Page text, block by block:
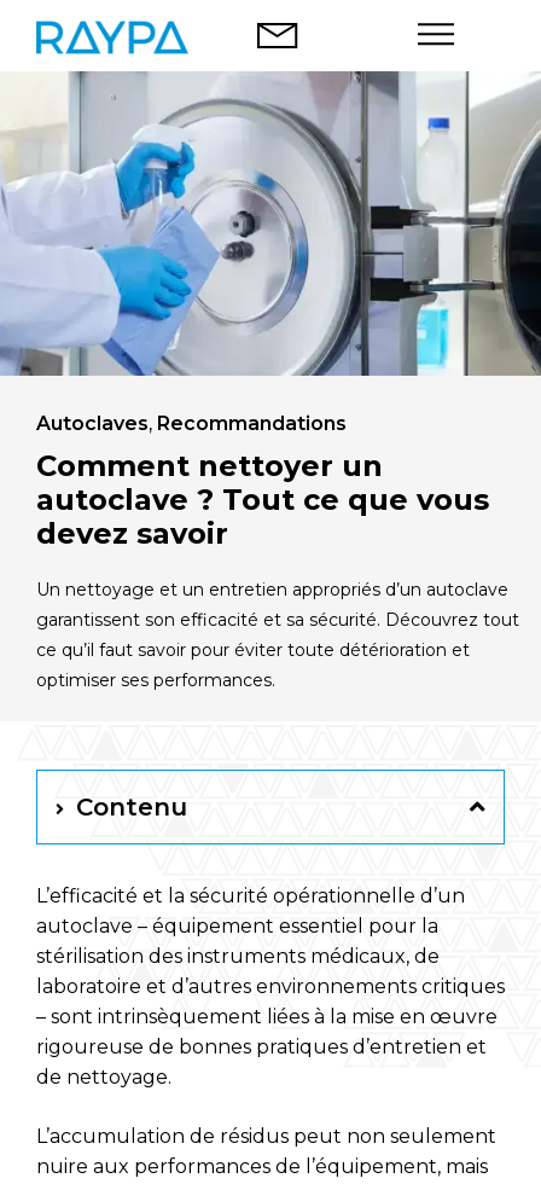
contenu
Autoclaves
Analyse des aliments
Societé
Blog
Contact
RAYPA Portal
Autoclaves, Recommandations
Comment nettoyer un
autoclave ? Tout ce que vous
devez savoir
Un nettoyage et un entretien appropriés d’un autoclave
garantissent son efficacité et sa sécurité. Découvrez tout
ce qu’il faut savoir pour éviter toute détérioration et
optimiser ses performances.
Contenu
L’efficacité et la sécurité opérationnelle d’un
autoclave – équipement essentiel pour la
stérilisation des instruments médicaux, de
laboratoire et d’autres environnements critiques
– sont intrinsèquement liées à la mise en œuvre
rigoureuse de bonnes pratiques d’entretien et
de nettoyage.
L’accumulation de résidus peut non seulement
nuire aux performances de l’équipement, mais